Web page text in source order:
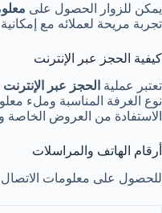
يمكن للزوار الحصول على
تجربة مريحة لعملائه مع
كيفية الحجز عبر الإنترنت
تعتبر عملية الحجز عبر الإنترنت
نوع الغرفة المناسبة وملء
الاستفادة من العروض الخاصة
أرقام الهاتف والمراسلات
للحصول على معلومات الاتصال،